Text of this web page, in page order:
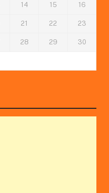
14 15 16
21 22 23
28 29 30